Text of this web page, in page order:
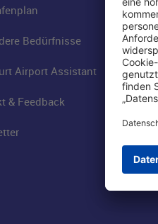
Bedürfnisse
Airport Assistant
& Feedback